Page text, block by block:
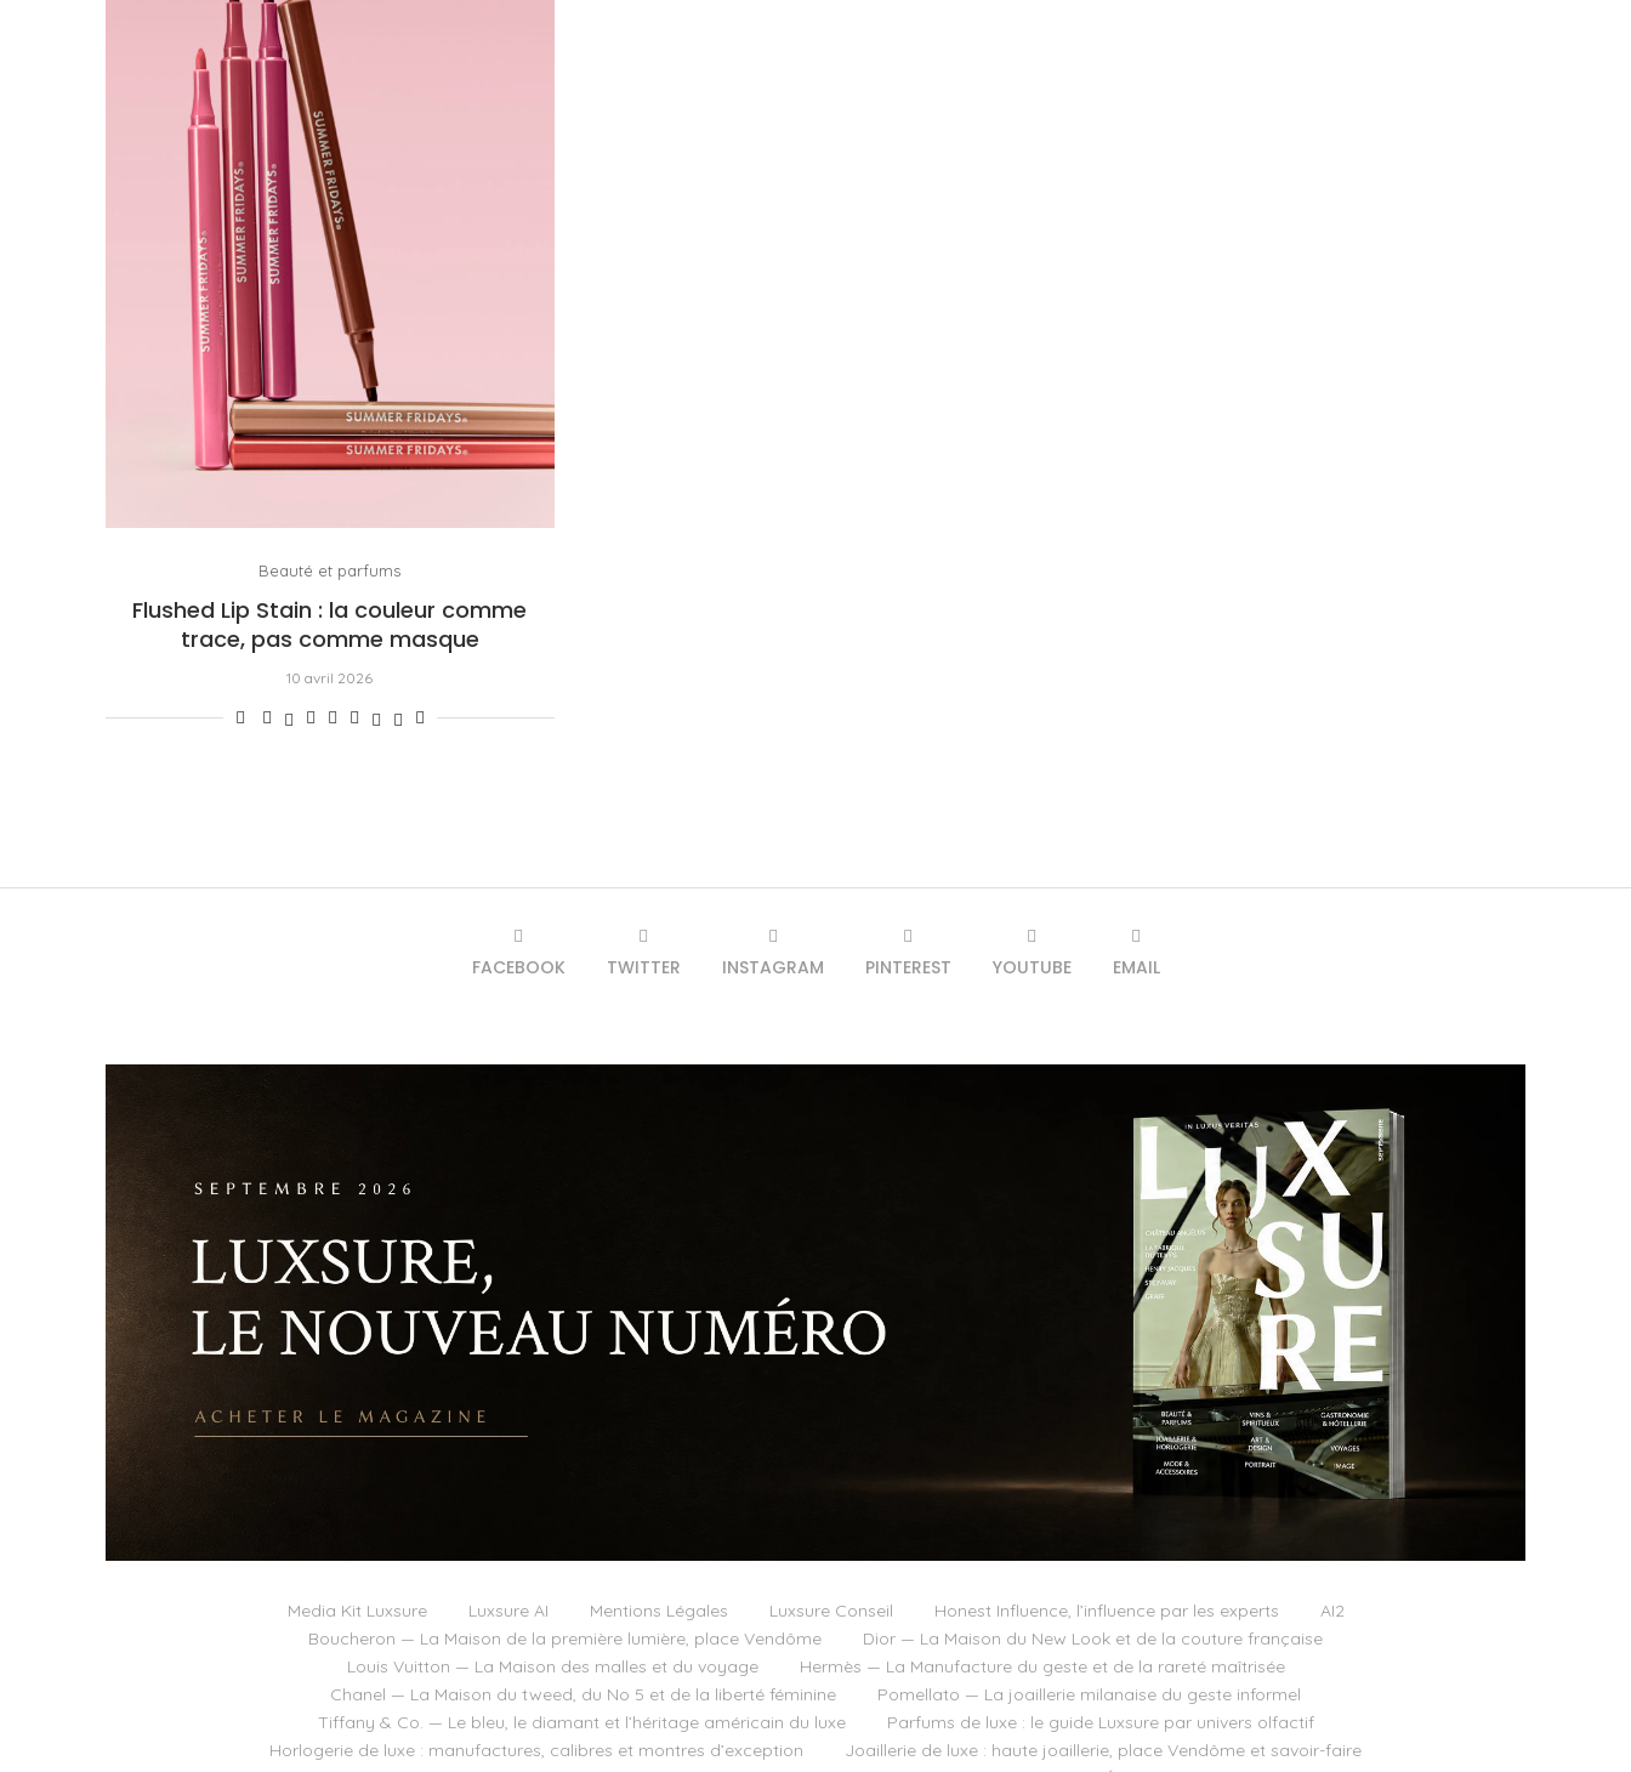
Beauté et parfums
Flushed Lip Stain : la couleur comme
trace, pas comme masque
10 avril 2026
FACEBOOK TWITTER INSTAGRAM PINTEREST YOUTUBE EMAIL
Media Kit Luxsure Luxsure AI Mentions Légales Luxsure Conseil Honest Influence, l’influence par les experts
AI2
Boucheron — La Maison de la première lumière, place Vendôme
Dior — La Maison du New Look et de la couture française
Louis Vuitton — La Maison des malles et du voyage
Hermès — La Manufacture du geste et de la rareté maîtrisée
Chanel — La Maison du tweed, du No 5 et de la liberté féminine
Pomellato — La joaillerie milanaise du geste informel
Tiffany & Co. — Le bleu, le diamant et l’héritage américain du luxe
Parfums de luxe : le guide Luxsure par univers olfactif
Horlogerie de luxe : manufactures, calibres et montres d’exception
Joaillerie de luxe : haute joaillerie, place Vendôme et savoir-faire